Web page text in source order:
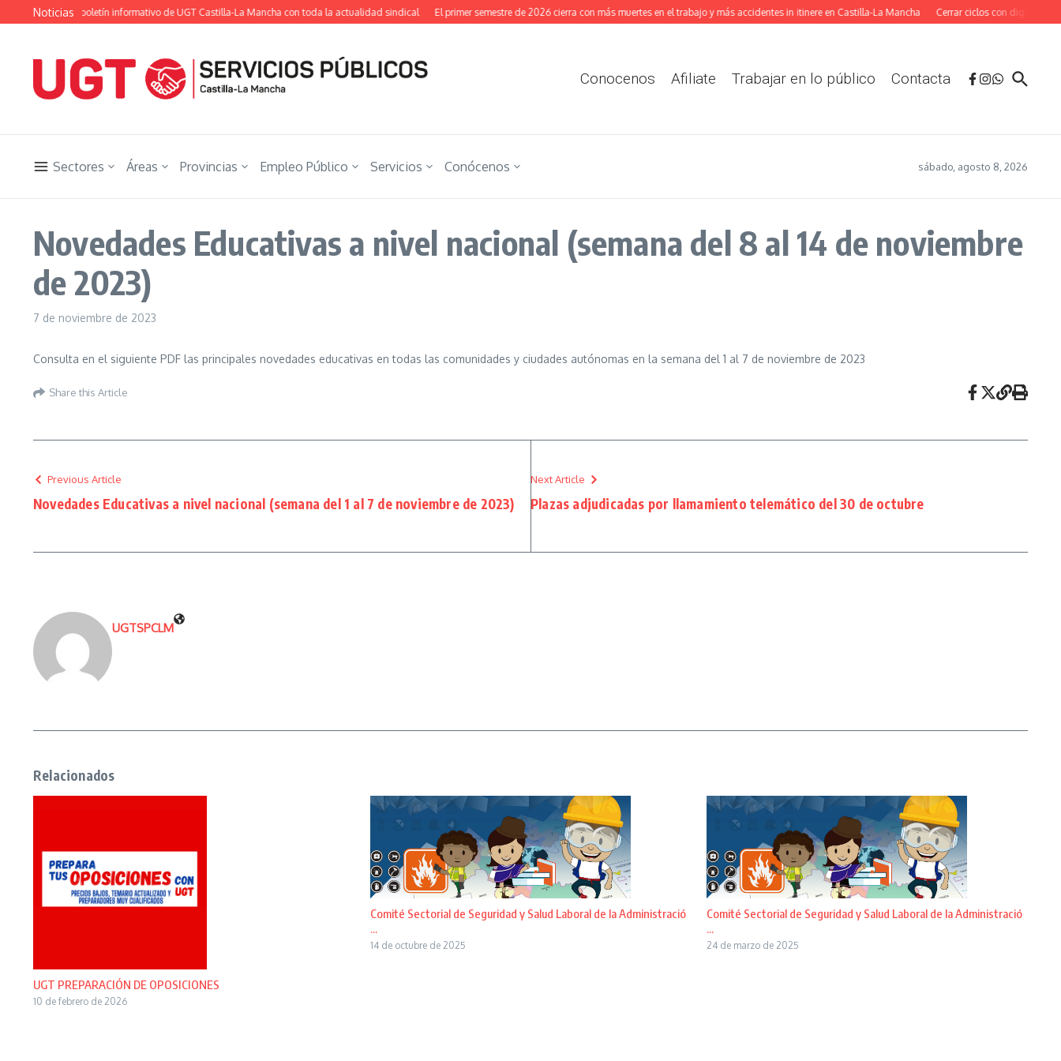
Saltar al contenido
Noticias
Ugetista», el boletín informativo de UGT Castilla-La Mancha con toda la actualidad sindical El primer semestre de 2026 cierra con más muertes en el trabajo y más accidentes in itinere en Castilla-La Mancha Cerrar ciclos con dignidad:
Conocenos Afiliate Trabajar en lo público Contacta
Sectores Áreas Provincias Empleo Público Servicios Conócenos sábado, agosto 8, 2026
Novedades Educativas a nivel nacional (semana del 8 al 14 de noviembre
de 2023)
7 de noviembre de 2023
Consulta en el siguiente PDF las principales novedades educativas en todas las comunidades y ciudades autónomas en la semana del 1 al 7 de noviembre de 2023
Share this Article
Previous Article
Novedades Educativas a nivel nacional (semana del 1 al 7 de noviembre de 2023)
Next Article
Plazas adjudicadas por llamamiento telemático del 30 de octubre
UGTSPCLM
Relacionados
UGT PREPARACIÓN DE OPOSICIONES
10 de febrero de 2026
Comité Sectorial de Seguridad y Salud Laboral de la Administració
...
14 de octubre de 2025
Comité Sectorial de Seguridad y Salud Laboral de la Administració
...
24 de marzo de 2025